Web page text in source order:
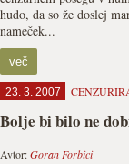
hudo, da so že doslej
nameček...
več
23. 3. 2007
Bolje bi bilo ne
Avtor:Goran Forbici